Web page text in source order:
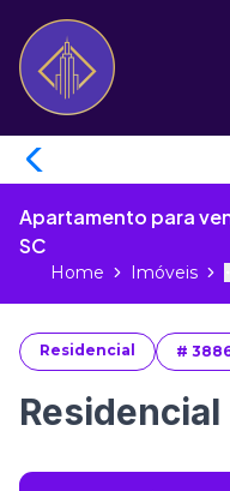
Apartamento para
SC
Home Imóveis
Residencial #
Residencial